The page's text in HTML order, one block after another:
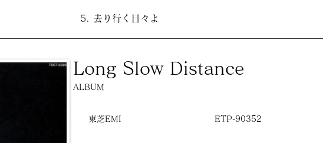
去り行く日々よ
Long Slow Distance
ALBUM
東芝EMI ETP-90352